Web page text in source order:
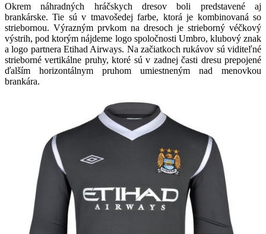
Okrem náhradných hráčskych dresov boli predstavené aj
brankárske. Tie sú v tmavošedej farbe, ktorá je kombinovaná so
striebornou. Výrazným prvkom na dresoch je strieborný véčkový
výstrih, pod ktorým nájdeme logo spoločnosti Umbro, klubový znak
a logo partnera Etihad Airways. Na začiatkoch rukávov sú viditeľné
strieborné vertikálne pruhy, ktoré sú v zadnej časti dresu prepojené
ďalším horizontálnym pruhom umiestneným nad menovkou
brankára.